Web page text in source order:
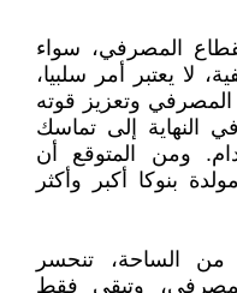
المصرفي، سواء
لا يعتبر أمر سلبيا،
وتعزيز قوته
النهاية إلى تماسك
ومن المتوقع أن
بنوكا أكبر وأكثر
من الساحة، تنحسر
وتبقى فقط